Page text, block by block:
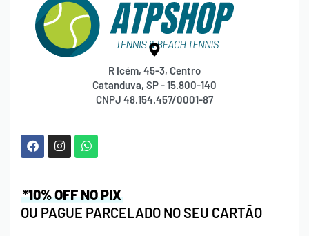
R Icém, 45-3, Centro
Catanduva, SP - 15.800-140
CNPJ 48.154.457/0001-87
*10% OFF NO PIX
OU PAGUE PARCELADO NO SEU CARTÃO